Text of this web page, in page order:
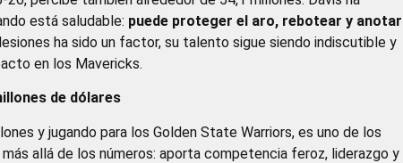
está saludable: puede proteger el aro, rebotear y anotar
ha sido un factor, su talento sigue siendo indiscutible y
en los Mavericks.
de dólares
y jugando para los Golden State Warriors, es uno de los
allá de los números: aporta competencia feroz, liderazgo y